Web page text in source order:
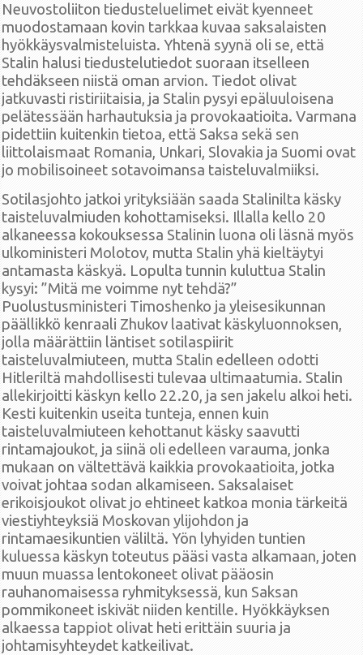
Neuvostoliiton tiedusteluelimet eivät kyenneet
muodostamaan kovin tarkkaa kuvaa saksalaisten
hyökkäysvalmisteluista. Yhtenä syynä oli se, että
Stalin halusi tiedustelutiedot suoraan itselleen
tehdäkseen niistä oman arvion. Tiedot olivat
jatkuvasti ristiriitaisia, ja Stalin pysyi epäluuloisena
pelätessään harhautuksia ja provokaatioita. Varmana
pidettiin kuitenkin tietoa, että Saksa sekä sen
liittolaismaat Romania, Unkari, Slovakia ja Suomi ovat
jo mobilisoineet sotavoimansa taisteluvalmiiksi.
Sotilasjohto jatkoi yrityksiään saada Stalinilta käsky
taisteluvalmiuden kohottamiseksi. Illalla kello 20
alkaneessa kokouksessa Stalinin luona oli läsnä myös
ulkoministeri Molotov, mutta Stalin yhä kieltäytyi
antamasta käskyä. Lopulta tunnin kuluttua Stalin
kysyi: ”Mitä me voimme nyt tehdä?”
Puolustusministeri Timoshenko ja yleisesikunnan
päällikkö kenraali Zhukov laativat käskyluonnoksen,
jolla määrättiin läntiset sotilaspiirit
taisteluvalmiuteen, mutta Stalin edelleen odotti
Hitleriltä mahdollisesti tulevaa ultimaatumia. Stalin
allekirjoitti käskyn kello 22.20, ja sen jakelu alkoi heti.
Kesti kuitenkin useita tunteja, ennen kuin
taisteluvalmiuteen kehottanut käsky saavutti
rintamajoukot, ja siinä oli edelleen varauma, jonka
mukaan on vältettävä kaikkia provokaatioita, jotka
voivat johtaa sodan alkamiseen. Saksalaiset
erikoisjoukot olivat jo ehtineet katkoa monia tärkeitä
viestiyhteyksiä Moskovan ylijohdon ja
rintamaesikuntien väliltä. Yön lyhyiden tuntien
kuluessa käskyn toteutus pääsi vasta alkamaan, joten
muun muassa lentokoneet olivat pääosin
rauhanomaisessa ryhmityksessä, kun Saksan
pommikoneet iskivät niiden kentille. Hyökkäyksen
alkaessa tappiot olivat heti erittäin suuria ja
johtamisyhteydet katkeilivat.